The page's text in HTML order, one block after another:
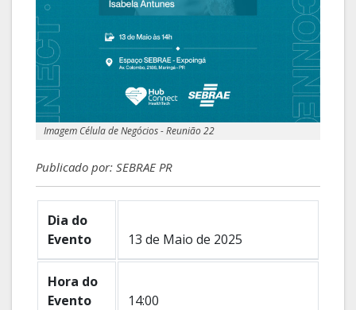
Imagem Célula de Negócios - Reunião 22
Publicado por: SEBRAE PR
Dia do
Evento
13 de Maio de 2025
Hora do
Evento
14:00